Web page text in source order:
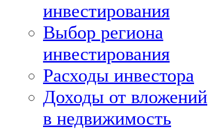
инвестирования
Выбор региона
инвестирования
Расходы инвестора
Доходы от вложений
в недвижимость